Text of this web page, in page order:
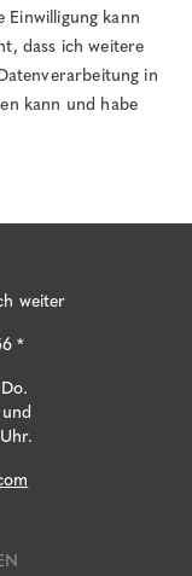
Einwilligung kann
dass ich weitere
in
kann und habe
weiter
*